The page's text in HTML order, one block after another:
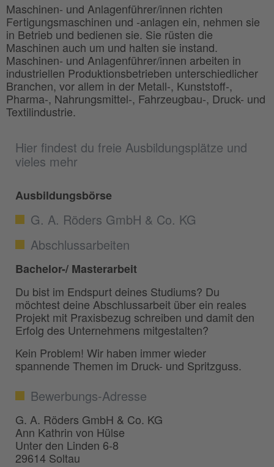
Hier findest du freie Ausbildungsplätze und
vieles mehr
Ausbildungsbörse
G. A. Röders GmbH & Co. KG
Abschlussarbeiten
Bachelor-/ Masterarbeit
Du bist im Endspurt deines Studiums? Du
möchtest deine Abschlussarbeit über ein reales
Projekt mit Praxisbezug schreiben und damit den
Erfolg des Unternehmens mitgestalten?
Kein Problem! Wir haben immer wieder
spannende Themen im Druck- und Spritzguss.
Bewerbungs-Adresse
G. A. Röders GmbH & Co. KG
Ann Kathrin von Hülse
Unter den Linden 6-8
29614 Soltau
Maschinen- und Anlagenführer/innen richten
Fertigungsmaschinen und -anlagen ein, nehmen sie
in Betrieb und bedienen sie. Sie rüsten die
Maschinen auch um und halten sie instand.
Maschinen- und Anlagenführer/innen arbeiten in
industriellen Produktionsbetrieben unterschiedlicher
Branchen, vor allem in der Metall-, Kunststoff-,
Pharma-, Nahrungsmittel-, Fahrzeugbau-, Druck- und
Textilindustrie.